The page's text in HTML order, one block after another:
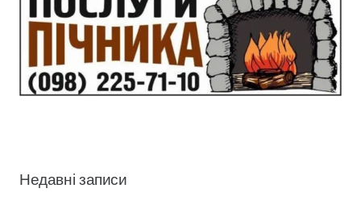
Недавні записи